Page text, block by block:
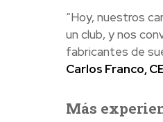
“Hoy, nuestros
un club, y nos
fabricantes de
Carlos Franco,
Más